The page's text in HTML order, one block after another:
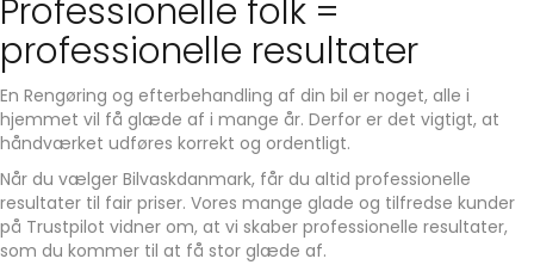
Professionelle folk =
professionelle resultater
En Rengøring og efterbehandling af din bil er noget, alle i
hjemmet vil få glæde af i mange år. Derfor er det vigtigt, at
håndværket udføres korrekt og ordentligt.
Når du vælger Bilvaskdanmark, får du altid professionelle
resultater til fair priser. Vores mange glade og tilfredse kunder
på Trustpilot vidner om, at vi skaber professionelle resultater,
som du kommer til at få stor glæde af.